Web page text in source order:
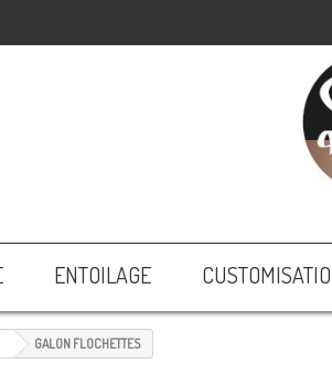
ENTOILAGE
GALON FLOCHETTES